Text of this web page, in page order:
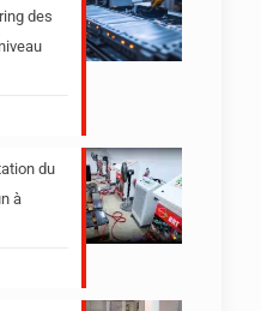
des
du
à